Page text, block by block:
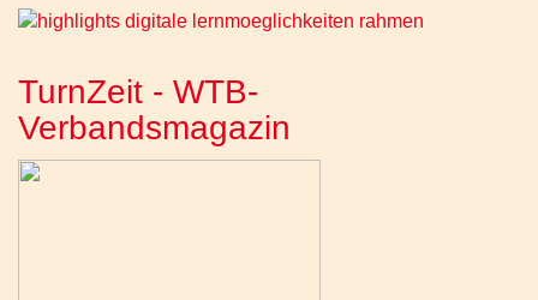
TurnZeit - WTB-
Verbandsmagazin